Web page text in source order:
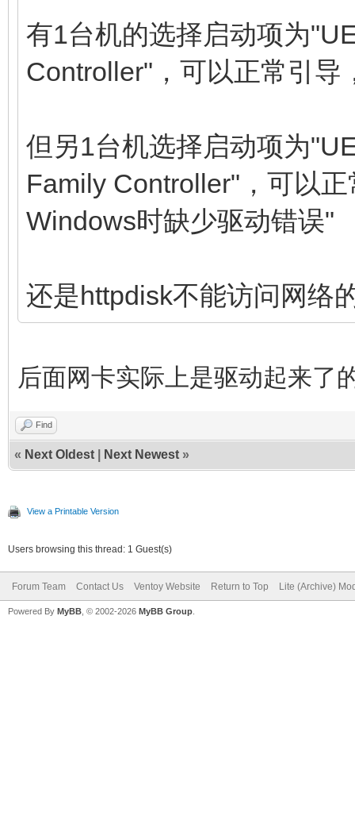
有1台机的选择启动项为
Controller"，可以正常引导
但另1台机选择启动项为
Family Controller"，可以
Windows时缺少驱动错误"
还是httpdisk不能访问网络
后面网卡实际上是驱动起来了
Find
« Next Oldest Next Newest »
View a Printable Version
Users browsing this thread: 1 Guest(s)
Forum Team Contact Us Ventoy Website Return to Top Lite (Archive)
Powered By MyBB , © 2002-2026 MyBB Group